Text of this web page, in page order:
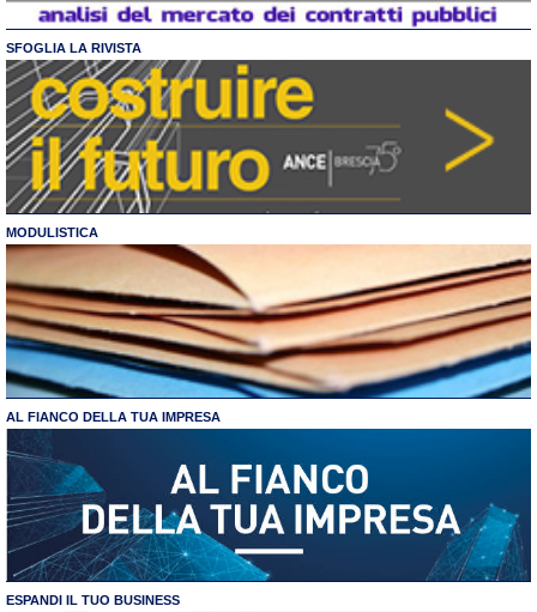
SFOGLIA LA RIVISTA
MODULISTICA
AL FIANCO DELLA TUA IMPRESA
ESPANDI IL TUO BUSINESS